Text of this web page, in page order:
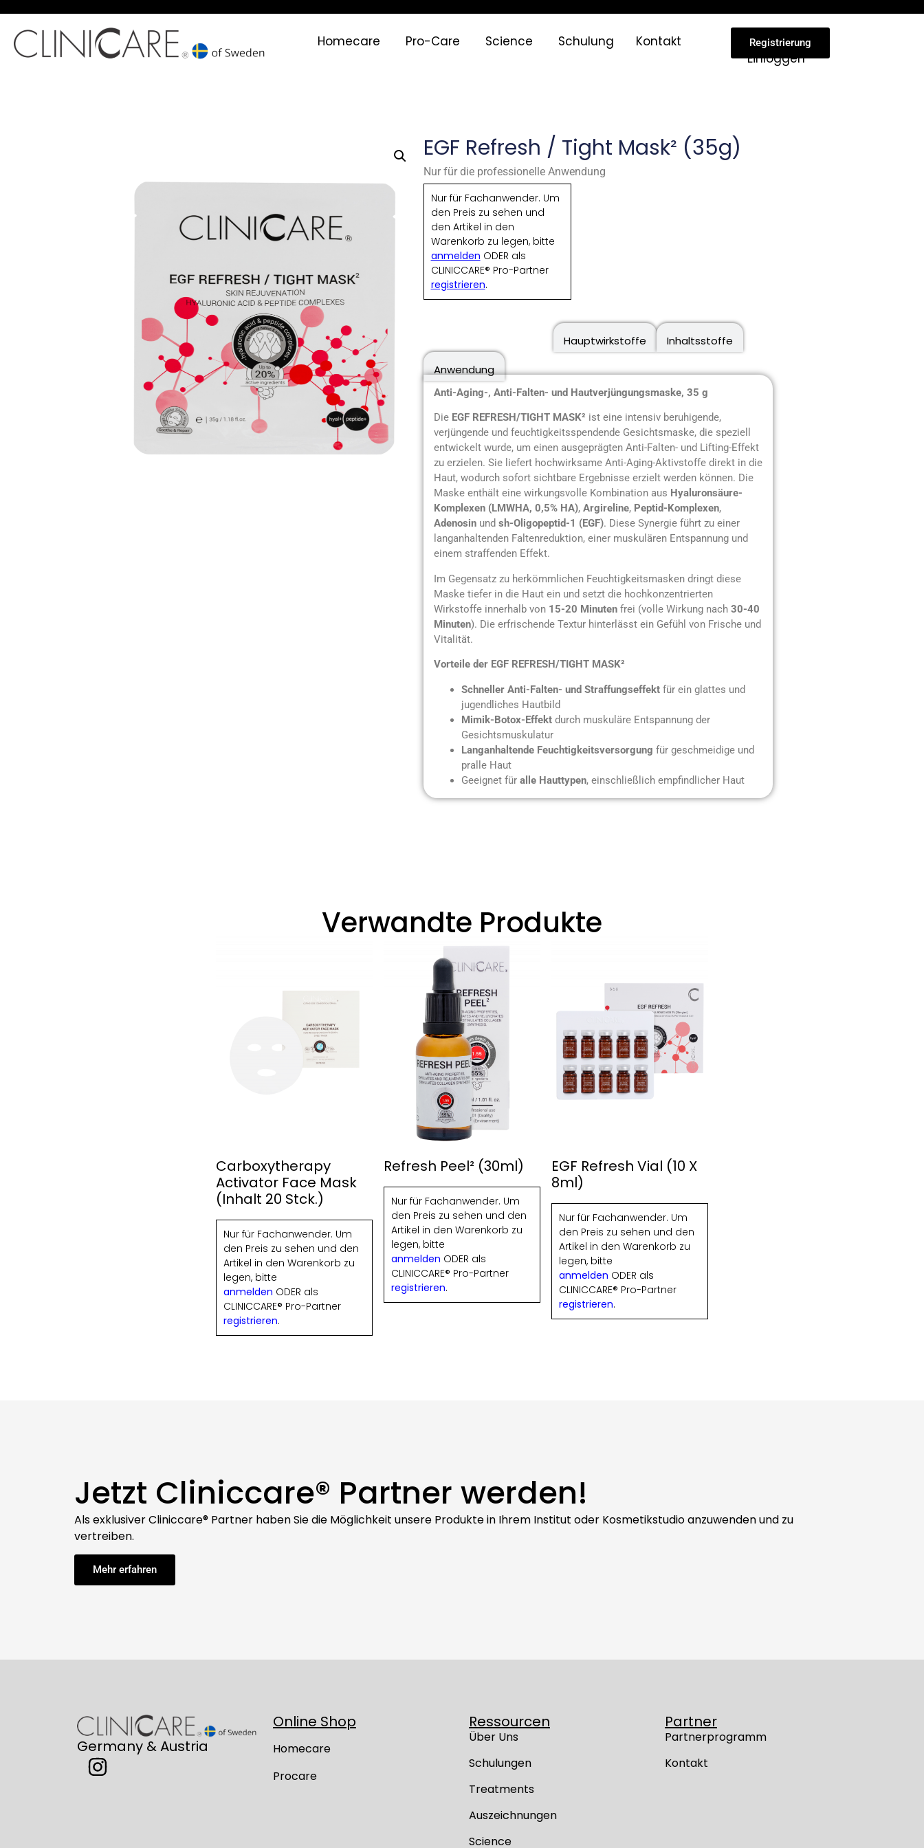
Homecare Pro-Care Science Schulung Kontakt Registrierung
Einloggen
EGF Refresh / Tight Mask² (35g)
Nur für die professionelle Anwendung
Nur für Fachanwender. Um
den Preis zu sehen und
den Artikel in den
Warenkorb zu legen, bitte
anmelden ODER als
CLINICCARE® Pro-Partner
registrieren.
Hauptwirkstoffe
Inhaltsstoffe
Anwendung
Anti-Aging-, Anti-Falten- und Hautverjüngungsmaske, 35 g
Die EGF REFRESH/TIGHT MASK² ist eine intensiv beruhigende,
verjüngende und feuchtigkeitsspendende Gesichtsmaske, die speziell
entwickelt wurde, um einen ausgeprägten Anti-Falten- und Lifting-Effekt
zu erzielen. Sie liefert hochwirksame Anti-Aging-Aktivstoffe direkt in die
Haut, wodurch sofort sichtbare Ergebnisse erzielt werden können. Die
Maske enthält eine wirkungsvolle Kombination aus Hyaluronsäure-
Komplexen (LMWHA, 0,5% HA), Argireline, Peptid-Komplexen,
Adenosinund sh-Oligopeptid-1 (EGF). Diese Synergie führt zu einer
langanhaltenden Faltenreduktion, einer muskulären Entspannung und
einem straffenden Effekt.
Im Gegensatz zu herkömmlichen Feuchtigkeitsmasken dringt diese
Maske tiefer in die Haut ein und setzt die hochkonzentrierten
Wirkstoffe innerhalb von 15-20 Minutenfrei (volle Wirkung nach 30-40
Minuten). Die erfrischende Textur hinterlässt ein Gefühl von Frische und
Vitalität.
Vorteile der EGF REFRESH/TIGHT MASK²
Schneller Anti-Falten- und Straffungseffektfür ein glattes und
jugendliches Hautbild
Mimik-Botox-Effektdurch muskuläre Entspannung der
Gesichtsmuskulatur
Langanhaltende Feuchtigkeitsversorgung für geschmeidige und
pralle Haut
Geeignet für alle Hauttypen, einschließlich empfindlicher Haut
Verwandte Produkte
Carboxytherapy
Activator Face Mask
(Inhalt 20 Stck.)
Nur für Fachanwender. Um
den Preis zu sehen und den
Artikel in den Warenkorb zu
legen, bitte
anmelden ODER als
CLINICCARE® Pro-Partner
registrieren.
Refresh Peel² (30ml)
Nur für Fachanwender. Um
den Preis zu sehen und den
Artikel in den Warenkorb zu
legen, bitte
anmelden ODER als
CLINICCARE® Pro-Partner
registrieren.
EGF Refresh Vial (10 X
8ml)
Nur für Fachanwender. Um
den Preis zu sehen und den
Artikel in den Warenkorb zu
legen, bitte
anmelden ODER als
CLINICCARE® Pro-Partner
registrieren.
Jetzt Cliniccare® Partner werden!
Als exklusiver Cliniccare® Partner haben Sie die Möglichkeit unsere Produkte in Ihrem Institut oder Kosmetikstudio anzuwenden und zu
vertreiben.
Mehr erfahren
Germany & Austria
Online Shop
Homecare
Procare
Ressourcen
Über Uns
Schulungen
Treatments
Auszeichnungen
Science
Partner
Partnerprogramm
Kontakt